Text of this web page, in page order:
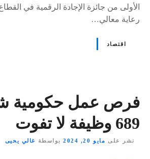
الأولى من جائزة الإجادة الرقمية في
رعاية معالي…
اقتصاد
فرص عمل حكومية
689 وظيفة لا تفوت
نشر على مايو 20, 2024 بواسطة غالي يحيى